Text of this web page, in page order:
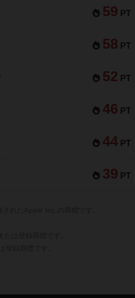
59 PT
58 PT
52 PT
46 PT
44 PT
39 PT